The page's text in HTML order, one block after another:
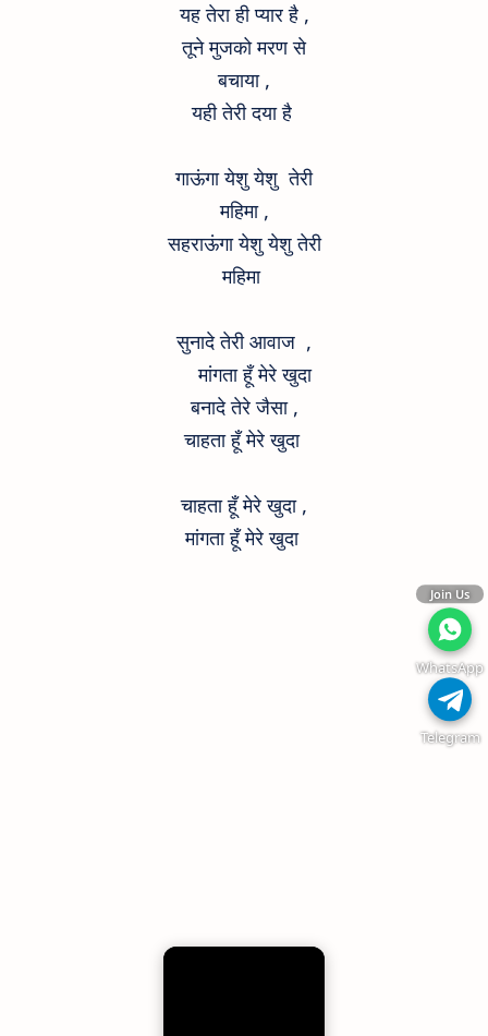
यह तेरा ही प्यार है ,
तूने मुजको मरण से
बचाया ,
यही तेरी दया है
गाऊंगा येशु येशु तेरी
महिमा ,
सहराऊंगा येशु येशु तेरी
महिमा
सुनादे तेरी आवाज ,
मांगता हूँ मेरे खुदा
बनादे तेरे जैसा ,
चाहता हूँ मेरे खुदा
चाहता हूँ मेरे खुदा ,
मांगता हूँ मेरे खुदा
Join Us
WhatsApp
Telegram